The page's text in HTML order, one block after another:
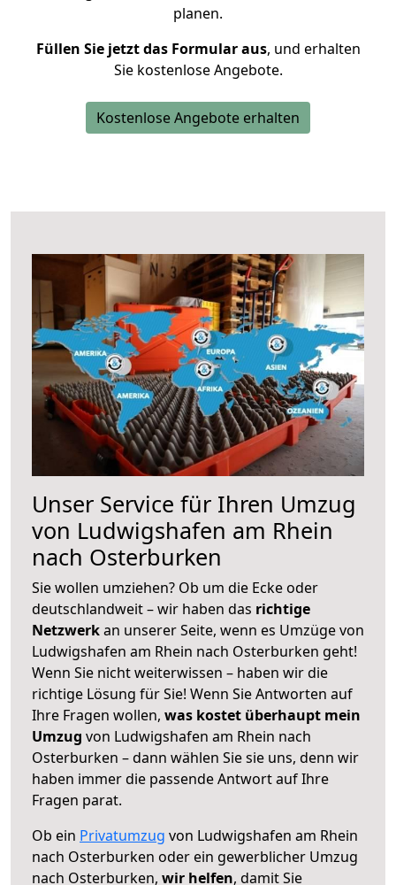
planen.
Füllen Sie jetzt das Formular aus, und erhalten
Sie kostenlose Angebote.
Kostenlose Angebote erhalten
Unser Service für Ihren Umzug
von Ludwigshafen am Rhein
nach Osterburken
Sie wollen umziehen? Ob um die Ecke oder
deutschlandweit – wir haben das richtige
Netzwerkan unserer Seite, wenn es Umzüge von
Ludwigshafen am Rhein nach Osterburken geht!
Wenn Sie nicht weiterwissen – haben wir die
richtige Lösung für Sie! Wenn Sie Antworten auf
Ihre Fragen wollen, was kostet überhaupt mein
Umzug von Ludwigshafen am Rhein nach
Osterburken – dann wählen Sie sie uns, denn wir
haben immer die passende Antwort auf Ihre
Fragen parat.
Ob ein Privatumzug von Ludwigshafen am Rhein
nach Osterburken oder ein gewerblicher Umzug
nach Osterburken, wir helfen, damit Sie